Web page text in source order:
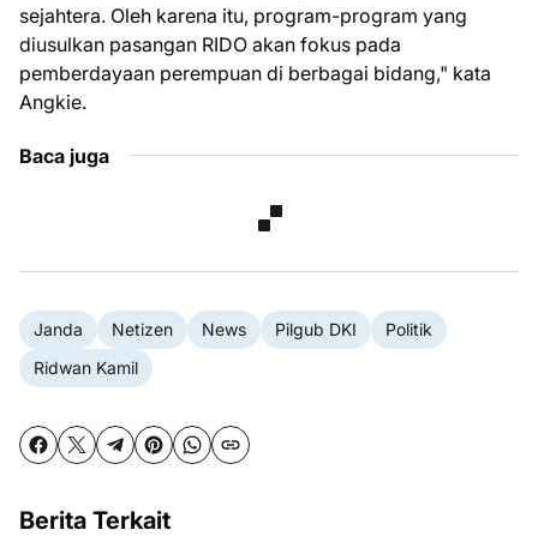
sejahtera. Oleh karena itu, program-program yang
diusulkan pasangan RIDO akan fokus pada
pemberdayaan perempuan di berbagai bidang," kata
Angkie.
Baca juga
Janda Netizen News Pilgub DKI
Politik
Ridwan Kamil
Berita Terkait